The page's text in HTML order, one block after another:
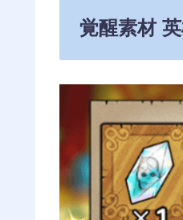
覚醒素材